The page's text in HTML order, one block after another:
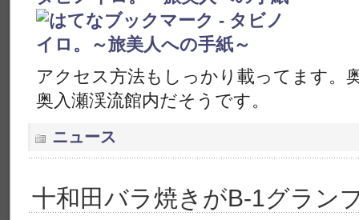
アクセス方法もしっかり載ってます。
奥入瀬渓流館内だそうです。
ニュース
十和田バラ焼きがB-1グラン